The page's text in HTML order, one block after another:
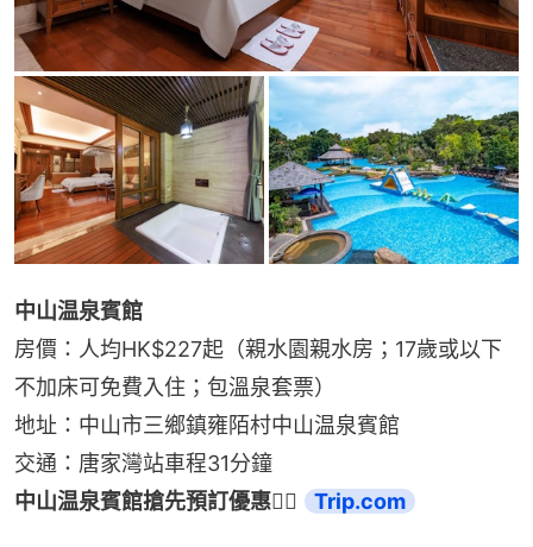
中山温泉賓館
房價：人均HK$227起（親水園親水房；17歲或以下
不加床可免費入住；包溫泉套票）
地址：中山市三鄉鎮雍陌村中山温泉賓館
交通：唐家灣站車程31分鐘
中山温泉賓館搶先預訂優惠👉🏻
Trip.com